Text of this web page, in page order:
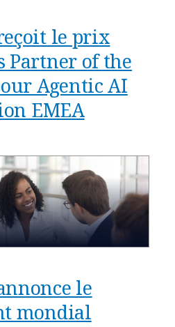
le prix
Partner of the
Agentic AI
EMEA
le
mondial